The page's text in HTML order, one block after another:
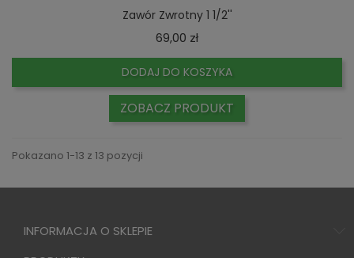
Zawór Zwrotny 1 1/2''
69,00 złCena
DODAJ DO KOSZYKA
ZOBACZ PRODUKT
Pokazano 1-13 z 13 pozycji
INFORMACJA O SKLEPIE